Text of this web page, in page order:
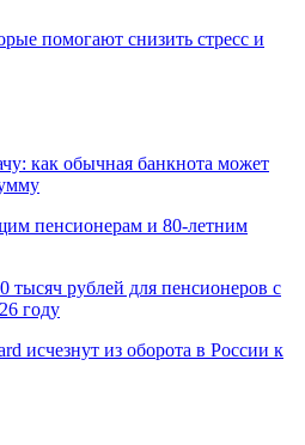
помогают снизить стресс и
как обычная банкнота может
пенсионерам и 80-летним
тысяч рублей для пенсионеров с
году
исчезнут из оборота в России к